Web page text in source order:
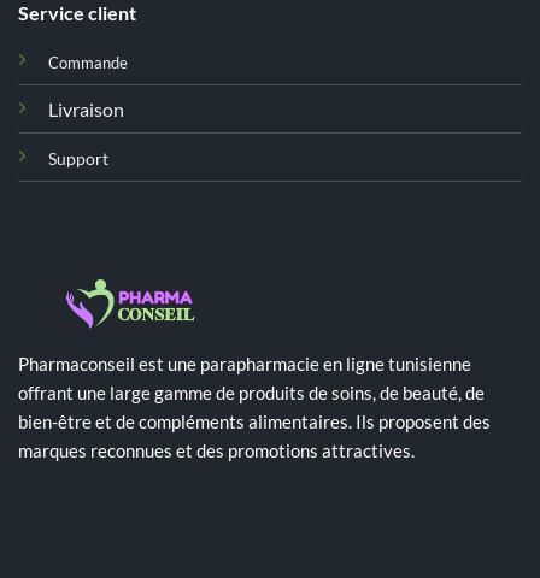
Service client
Commande
Livraison
Support
Pharmaconseil est une parapharmacie en ligne tunisienne
offrant une large gamme de produits de soins, de beauté, de
bien-être et de compléments alimentaires. Ils proposent des
marques reconnues et des promotions attractives.